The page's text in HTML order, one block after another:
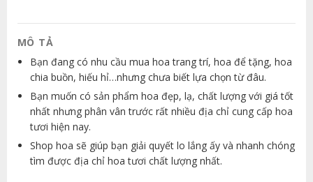
MÔ TẢ
Bạn đang có nhu cầu mua hoa trang trí, hoa để tặng, hoa
chia buồn, hiếu hỉ…nhưng chưa biết lựa chọn từ đâu.
Bạn muốn có sản phẩm hoa đẹp, lạ, chất lượng với giá tốt
nhất nhưng phân vân trước rất nhiều địa chỉ cung cấp hoa
tươi hiện nay.
Shop hoa sẽ giúp bạn giải quyết lo lắng ấy và nhanh chóng
tìm được địa chỉ hoa tươi chất lượng nhất.